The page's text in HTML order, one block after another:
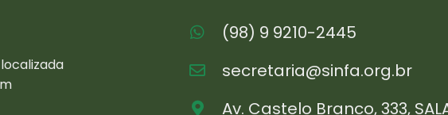
(98) 9 9210-2445
secretaria@sinfa.org.br
Av. Castelo Branco, 333,